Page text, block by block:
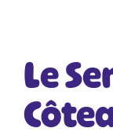
Le